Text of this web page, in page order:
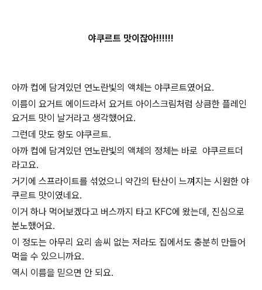
야쿠르트 맛이잖아!!!!!!
아까 컵에 담겨있던 연노란빛의 액체는 야쿠르트였어요.
이름이 요거트 에이드라서 요거트 아이스크림처럼 상큼한 플레인
요거트 맛이 날거라고 생각했어요.
그런데 맛도 향도 야쿠르트.
아까 컵에 담겨있던 연노란빛의 액체의 정체는 바로 야쿠르트더
라고요.
거기에 스프라이트를 섞었으니 약간의 탄산이 느껴지는 시원한 야
쿠르트 맛이였네요.
이거 하나 먹어보겠다고 버스까지 타고 KFC에 왔는데, 진심으로
분노했어요.
이 정도는 아무리 요리 솜씨 없는 저라도 집에서도 충분히 만들어
먹을 수 있으니까요.
역시 이름을 믿으면 안 되요.